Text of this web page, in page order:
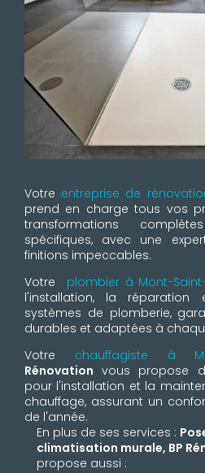
Votre entreprise de
prend en charge tous vos
transformations
spécifiques, avec une
finitions impeccables.
Votre plombier à Mont-
l'installation, la
systèmes de plomberie,
durables et adaptées à
Votre chauffagiste à
Rénovation vous propose
pour l'installation et la
chauffage, assurant un
de l'année.
En plus de ses services :
climatisation murale, BP
propose aussi :